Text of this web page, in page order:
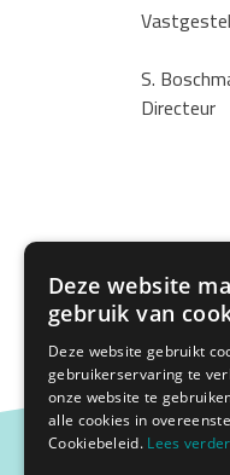
S.
Directeur
Deze website
gebruik van
Deze website gebruikt
gebruikerservaring te
onze website te
alle cookies in
Cookiebeleid. Lees verder